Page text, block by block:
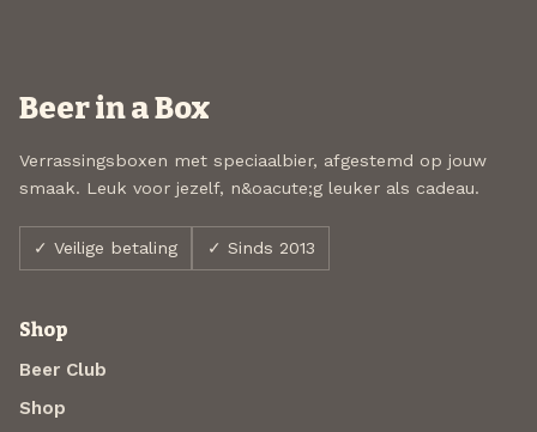
Beer in a Box
Verrassingsboxen met speciaalbier, afgestemd op jouw
smaak. Leuk voor jezelf, n&oacute;g leuker als cadeau.
✓ Veilige betaling ✓ Sinds 2013
Shop
Beer Club
Shop